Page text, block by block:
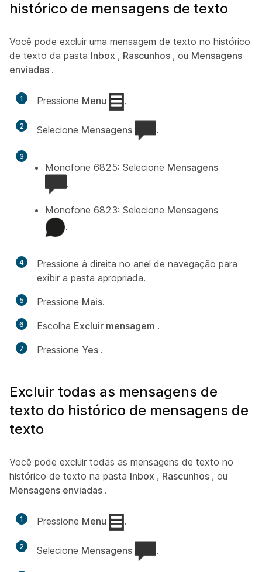
histórico de mensagens de texto
Você pode excluir uma mensagem de texto no histórico
de texto da pasta Inbox , Rascunhos , ou Mensagens
enviadas .
1 Pressione Menu .
2 Selecione Mensagens .
3
Monofone 6825: Selecione Mensagens
.
Monofone 6823: Selecione Mensagens
.
4
Pressione à direita no anel de navegação para
exibir a pasta apropriada.
5 Pressione Mais.
6 Escolha Excluir mensagem .
7 Pressione Yes .
Excluir todas as mensagens de
texto do histórico de mensagens de
texto
Você pode excluir todas as mensagens de texto no
histórico de texto na pasta Inbox , Rascunhos , ou
Mensagens enviadas .
1 Pressione Menu .
2 Selecione Mensagens .